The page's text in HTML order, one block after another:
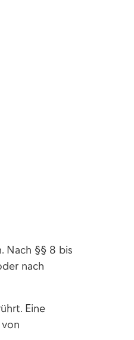
Nach §§ 8 bis
nach
Eine